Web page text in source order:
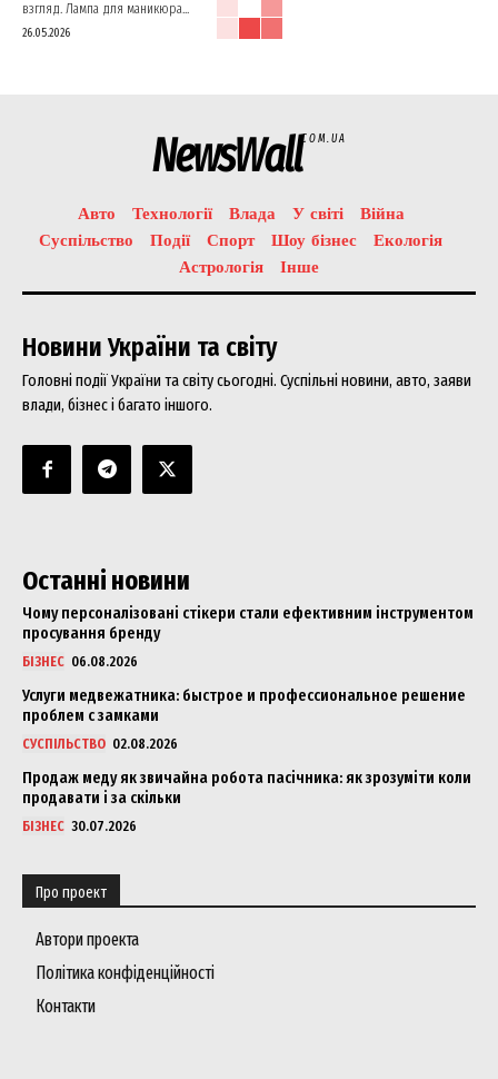
взгляд. Лампа для маникюра...
26.05.2026
NewsWallCOM.UA
Авто Технології Влада У світі
Війна
Суспільство
Події Спорт Шоу бізнес
Екологія
Астрологія
Інше
Новини України та світу
Головні події України та світу сьогодні. Суспільні новини, авто, заяви
влади, бізнес і багато іншого.
Останні новини
Чому персоналізовані стікери стали ефективним інструментом
просування бренду
БІЗНЕС 06.08.2026
Услуги медвежатника: быстрое и профессиональное решение
проблем с замками
СУСПІЛЬСТВО 02.08.2026
Продаж меду як звичайна робота пасічника: як зрозуміти коли
продавати і за скільки
БІЗНЕС 30.07.2026
Про проект
Автори проекта
Політика конфіденційності
Контакти